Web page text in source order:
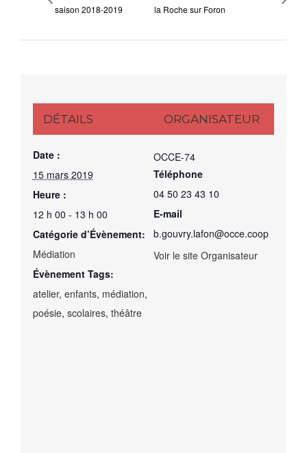
saison 2018-2019
la Roche sur Foron
DÉTAILS
Date :
15 mars 2019
Heure :
12 h 00 - 13 h 00
Catégorie d’Évènement:
Médiation
Évènement Tags:
atelier, enfants, médiation,
poésie, scolaires, théâtre
ORGANISATEUR
OCCE-74
Téléphone
04 50 23 43 10
E-mail
b.gouvry.lafon@occe.coop
Voir le site Organisateur